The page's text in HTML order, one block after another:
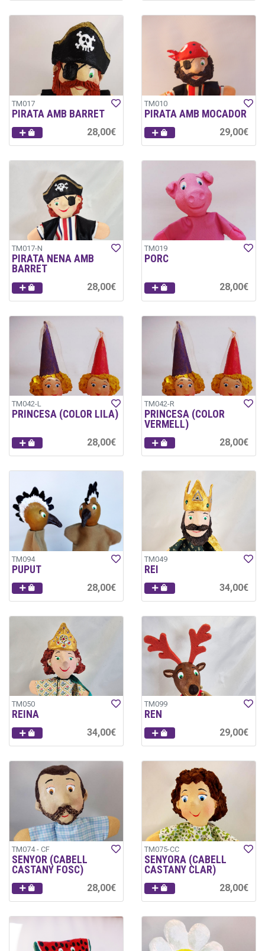
TM017
PIRATA AMB BARRET
28,00€
TM010
PIRATA AMB MOCADOR
29,00€
TM017-N
PIRATA NENA AMB
BARRET
28,00€
TM019
PORC
28,00€
TM042-L
PRINCESA (COLOR LILA)
28,00€
TM042-R
PRINCESA (COLOR
VERMELL)
28,00€
TM094
PUPUT
28,00€
TM049
REI
34,00€
TM050
REINA
34,00€
TM099
REN
29,00€
TM074 - CF
SENYOR (CABELL
CASTANY FOSC)
28,00€
TM075-CC
SENYORA (CABELL
CASTANY CLAR)
28,00€